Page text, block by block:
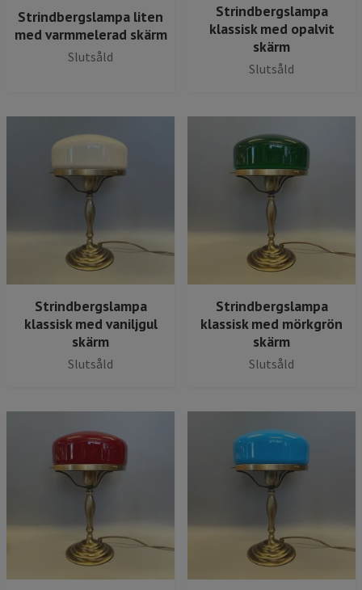
Strindbergslampa liten
med varmmelerad skärm
Slutsåld
Strindbergslampa
klassisk med opalvit
skärm
Slutsåld
Strindbergslampa
klassisk med vaniljgul
skärm
Slutsåld
Strindbergslampa
klassisk med mörkgrön
skärm
Slutsåld